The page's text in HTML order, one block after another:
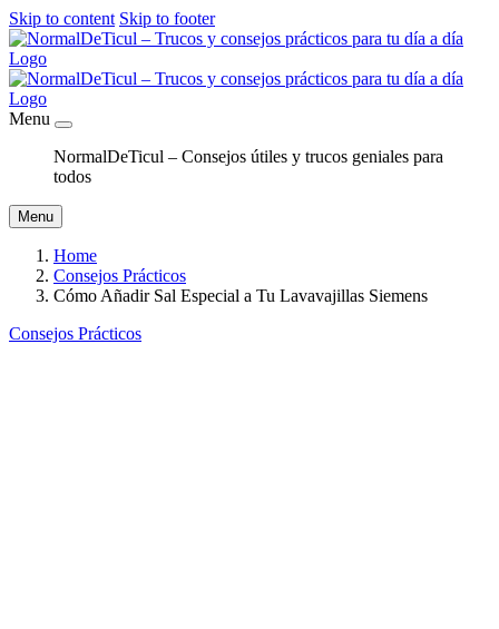
Skip to content Skip to footer
Menu
NormalDeTicul – Consejos útiles y trucos geniales para
todos
Menu
Home
Consejos Prácticos
Cómo Añadir Sal Especial a Tu Lavavajillas Siemens
Consejos Prácticos